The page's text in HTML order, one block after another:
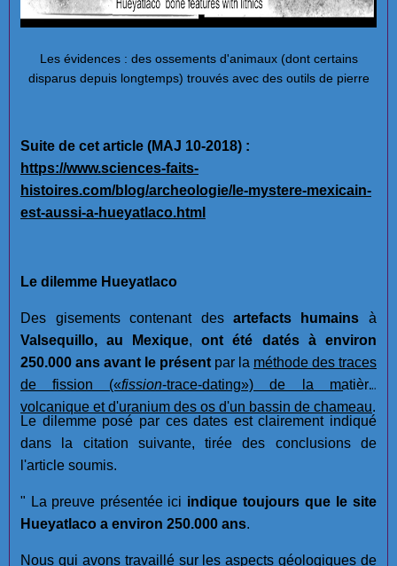
Les évidences : des ossements d'animaux (dont certains
disparus depuis longtemps) trouvés avec des outils de pierre
Suite de cet article (MAJ 10-2018) :
https://www.sciences-faits-
histoires.com/blog/archeologie/le-mystere-mexicain-
est-aussi-a-hueyatlaco.html
Le dilemme Hueyatlaco
Des gisements contenant des artefacts humains à
Valsequillo, au Mexique, ont été datés à environ
250.000 ans avant le présent par la méthode des traces
de fission («fission-trace-dating») de la matière
volcanique et d'uranium des os d'un bassin de chameau.
Le dilemme posé par ces dates est clairement indiqué
dans la citation suivante, tirée des conclusions de
l'article soumis.
" La preuve présentée ici indique toujours que le site
Hueyatlaco a environ 250.000 ans.
Nous qui avons travaillé sur les aspects géologiques de